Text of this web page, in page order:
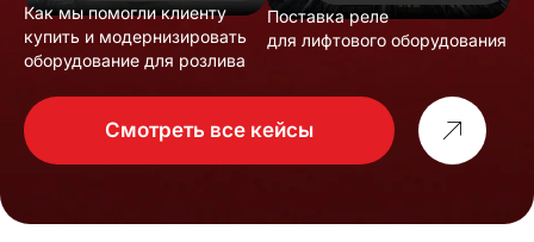
Как мы помогли клиенту
купить и модернизировать
оборудование для розлива
Поставка реле
для лифтового оборудования
Смотреть все кейсы